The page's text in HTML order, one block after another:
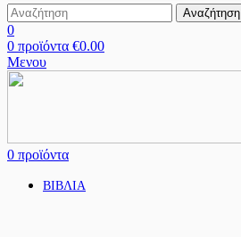
Αναζήτηση
0
0 προϊόντα €0.00
Μενου
0 προϊόντα
ΒΙΒΛΙΑ